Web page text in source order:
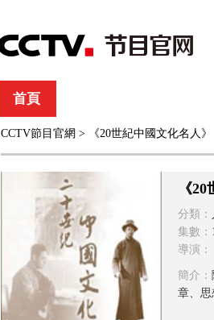
首頁
綜合 新聞 財經 綜藝 中文國際
CCTV節目官網 > 《20世紀中國文化名人》
《
分類：
集數：
導演：
簡介：
章、